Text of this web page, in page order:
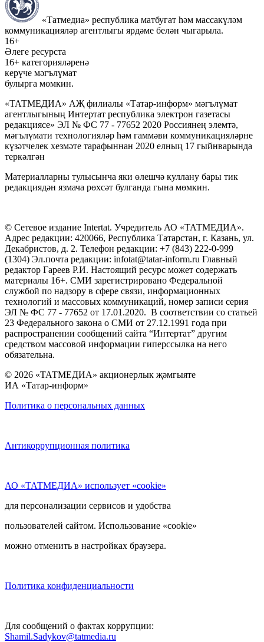
«Татмедиа» республика матбугат һәм массакүләм
коммуникацияләр агентлыгы ярдәме белән чыгарыла.
16+
Әлеге ресурста
16+ категорияләренә
керүче мәгълүмат
булырга мөмкин.
«ТАТМЕДИА» АҖ филиалы «Татар-информ» мәгълүмат
агентлыгының Интертат республика электрон газетасы
редакциясе» ЭЛ № ФС 77 - 77652 2020 Россиянең элемтә,
мәгълүмати технологияләр һәм гаммәви коммуникацияләрне
күзәтчелек хезмәте тарафыннан 2020 елның 17 гыйнварында
теркәлгән
Материалларны тулысынча яки өлешчә куллану бары тик
редакциядән язмача рөхсәт булганда гына мөмкин.
© Сетевое издание Intertat. Учредитель АО «ТАТМЕДИА».
Адрес редакции: 420066, Республика Татарстан, г. Казань, ул.
Декабристов, д. 2. Телефон редакции: +7 (843) 222-0-999
(1304) Эл.почта редакции: infotat@tatar-inform.ru Главный
редактор Гареев Р.И. Настоящий ресурс может содержать
материалы 16+. СМИ зарегистрировано Федеральной
службой по надзору в сфере связи, информационных
технологий и массовых коммуникаций, номер записи серия
ЭЛ № ФС 77 - 77652 от 17.01.2020. В соответствии со статьей
23 Федерального закона о СМИ от 27.12.1991 года при
распространении сообщений сайта “Интертат” другим
средством массовой информации гиперссылка на него
обязательна.
© 2026 «ТАТМЕДИА» акционерлык җәмгыяте
ИА «Татар-информ»
Политика о персональных данных
Антикоррупционная политика
АО «ТАТМЕДИА» использует «cookie»
для персонализации сервисов и удобства
пользователей сайтом. Использование «cookie»
можно отменить в настройках браузера.
Политика конфиденциальности
Для сообщений о фактах коррупции:
Shamil.Sadykov@tatmedia.ru